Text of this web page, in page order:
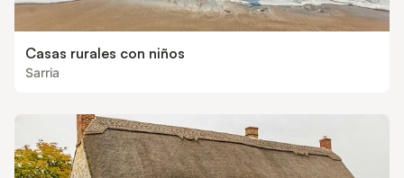
Casas rurales con niños
Sarria